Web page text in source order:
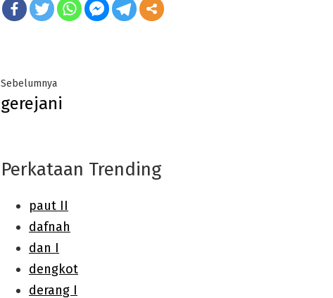
Post
navigation
SebelumnyaPrevious
post:
gerejani
Perkataan Trending